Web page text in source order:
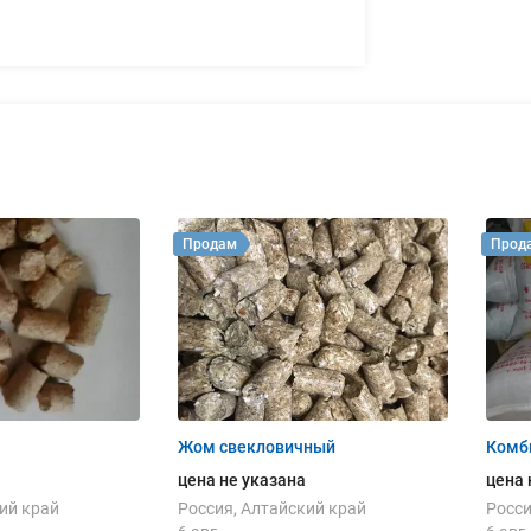
край
Жом свекловичный
цена не указана
Россия, Алтайский край
Продам
цена